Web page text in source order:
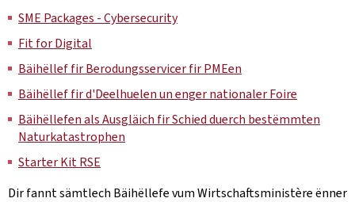
SME Packages - Cybersecurity
Fit for Digital
Bäihëllef fir Berodungsservicer fir PMEen
Bäihëllef fir d'Deelhuelen un enger nationaler Foire
Bäihëllefen als Ausgläich fir Schied duerch bestëmmten
Naturkatastrophen
Starter Kit RSE
Dir fannt sämtlech Bäihëllefe vum Wirtschaftsministère ënner